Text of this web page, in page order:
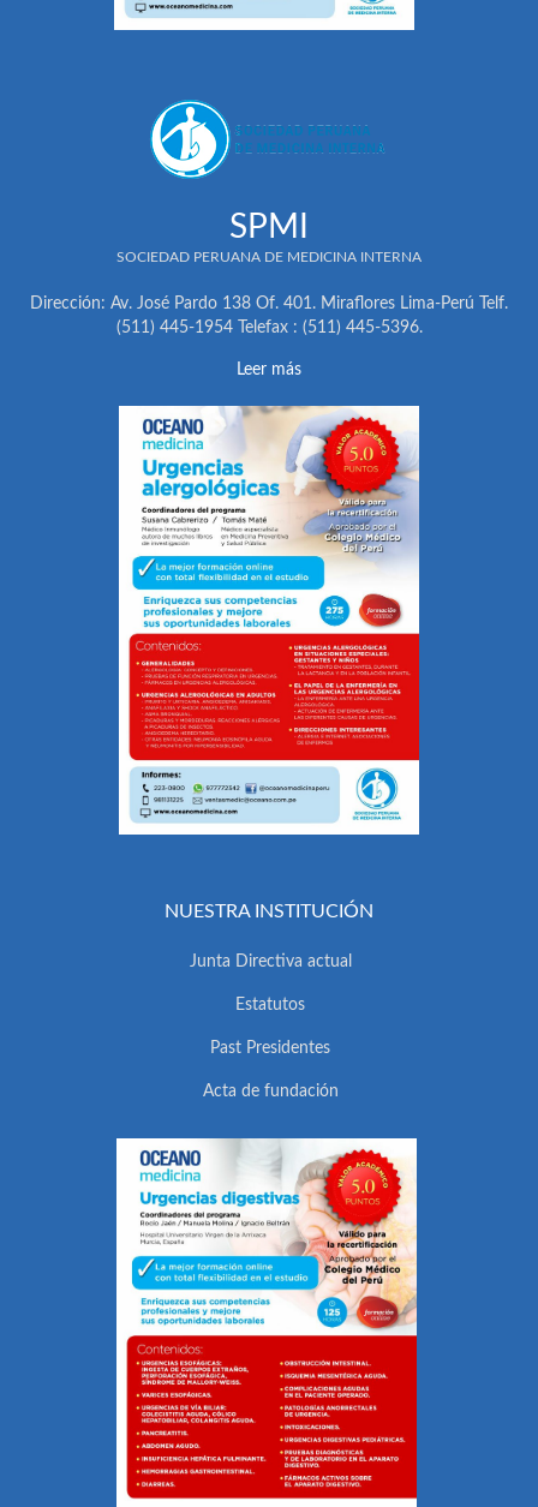
SPMI
SOCIEDAD PERUANA DE MEDICINA INTERNA
Dirección: Av. José Pardo 138 Of. 401. Miraflores Lima-Perú Telf.
(511) 445-1954 Telefax : (511) 445-5396.
Leer más
NUESTRA INSTITUCIÓN
Junta Directiva actual
Estatutos
Past Presidentes
Acta de fundación